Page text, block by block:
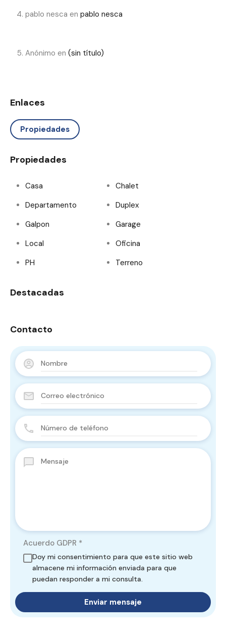
pablo nesca en pablo nesca
Anónimo en (sin título)
Enlaces
Propiedades
Propiedades
Casa
Chalet
Departamento
Duplex
Galpon
Garage
Local
Oficina
PH
Terreno
Destacadas
Contacto
Acuerdo GDPR *
Doy mi consentimiento para que este sitio web
almacene mi información enviada para que
puedan responder a mi consulta.